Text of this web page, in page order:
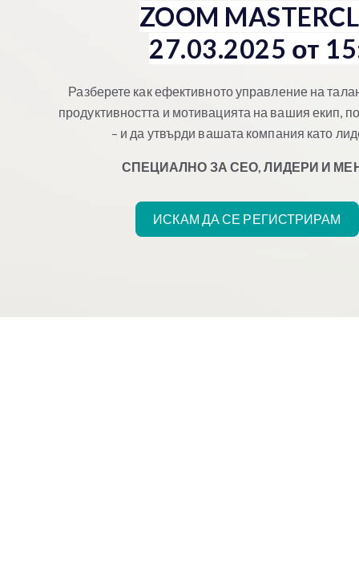
ZOOM
27.03.2025 от
Разберете как ефективното управление на
продуктивността и мотивацията на вашия екип,
– и да утвърди вашата компания като
СПЕЦИАЛНО ЗА СЕО, ЛИДЕРИ И
ИСКАМ ДА СЕ РЕГИСТРИРАМ